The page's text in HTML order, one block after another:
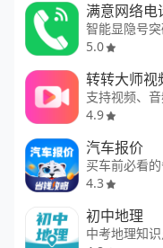
满意网络电
5.0
4.9
汽车报价
买车前必看
4.3
初中地理